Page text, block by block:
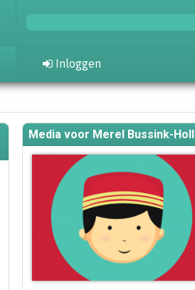
Inloggen
Media voor Merel Bussink-Holl